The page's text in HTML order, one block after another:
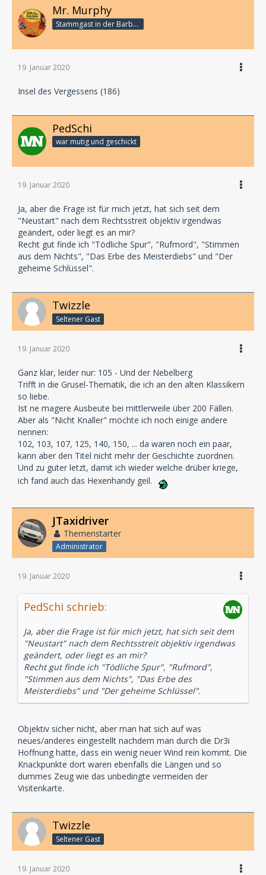
Mr. Murphy
Stammgast in der Barbarabar
19. Januar 2020
Insel des Vergessens (186)
PedSchi
war mutig und geschickt
19. Januar 2020
Ja, aber die Frage ist für mich jetzt, hat sich seit dem
"Neustart" nach dem Rechtsstreit objektiv irgendwas
geändert, oder liegt es an mir?
Recht gut finde ich "Tödliche Spur", "Rufmord", "Stimmen
aus dem Nichts", "Das Erbe des Meisterdiebs" und "Der
geheime Schlüssel".
Twizzle
Seltener Gast
19. Januar 2020
Ganz klar, leider nur: 105 - Und der Nebelberg
Trifft in die Grusel-Thematik, die ich an den alten Klassikern
so liebe.
Ist ne magere Ausbeute bei mittlerweile über 200 Fällen.
Aber als "Nicht Knaller" möchte ich noch einige andere
nennen:
102, 103, 107, 125, 140, 150, ... da waren noch ein paar,
kann aber den Titel nicht mehr der Geschichte zuordnen.
Und zu guter letzt, damit ich wieder welche drüber kriege,
ich fand auch das Hexenhandy geil.
JTaxidriver
Themenstarter
Administrator
19. Januar 2020
PedSchi schrieb:
Ja, aber die Frage ist für mich jetzt, hat sich seit dem
"Neustart" nach dem Rechtsstreit objektiv irgendwas
geändert, oder liegt es an mir?
Recht gut finde ich "Tödliche Spur", "Rufmord",
"Stimmen aus dem Nichts", "Das Erbe des
Meisterdiebs" und "Der geheime Schlüssel".
Objektiv sicher nicht, aber man hat sich auf was
neues/anderes eingestellt nachdem man durch die Dr3i
Hoffnung hatte, dass ein wenig neuer Wind rein kommt. Die
Knackpunkte dort waren ebenfalls die Längen und so
dummes Zeug wie das unbedingte vermeiden der
Visitenkarte.
Twizzle
Seltener Gast
19. Januar 2020